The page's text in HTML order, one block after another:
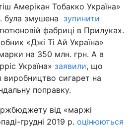
Амерікан Тобакко Україна»
була змушена зупинити
фабриці в Прилуках.
«Джі Ті Ай Україна»
на 350 млн. грн. А в
Україна» заявили, що
виробництво сигарет на
поправку.
від «маржі
грудні 2019 р. оцінюються